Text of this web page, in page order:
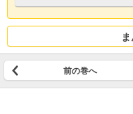
前の巻へ